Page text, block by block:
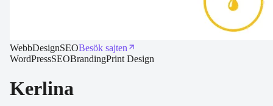
WebbDesignSEOBesök sajten
WordPressSEOBrandingPrint Design
Kerlina